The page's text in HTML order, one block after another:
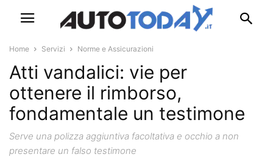
Home Servizi Norme e Assicurazioni
Atti vandalici: vie per
ottenere il rimborso,
fondamentale un testimone
Serve una polizza aggiuntiva facoltativa e occhio a non
presentare un falso testimone